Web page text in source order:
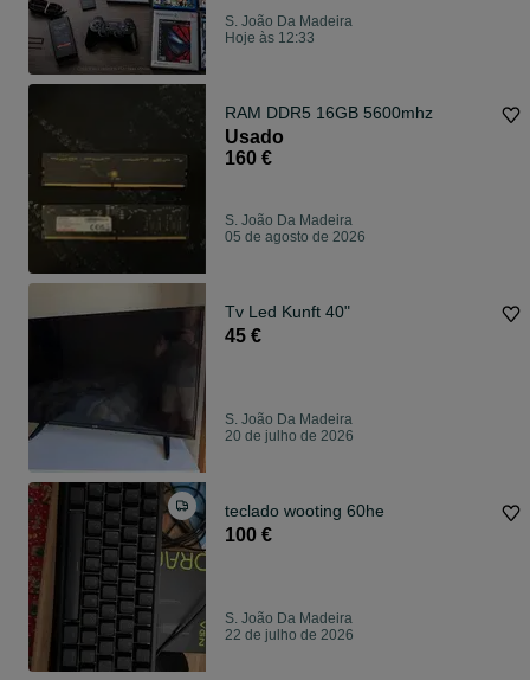
S. João Da Madeira
Hoje às 12:33
RAM DDR5 16GB 5600mhz
Usado
160 €
S. João Da Madeira
05 de agosto de 2026
Tv Led Kunft 40"
45 €
S. João Da Madeira
20 de julho de 2026
teclado wooting 60he
100 €
S. João Da Madeira
22 de julho de 2026